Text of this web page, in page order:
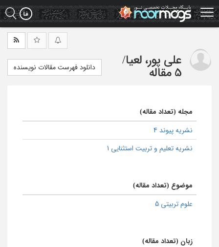
Skip
to
main
علی پور، لعیا/
5 مقاله
دانلود فهرست مقالات نویسنده
مجله (تعداد مقاله)
نشریه پیوند 4
نشریه تعلیم و تربیت استثنایی 1
موضوع (تعداد مقاله)
علوم تربیتی 5
زبان (تعداد مقاله)